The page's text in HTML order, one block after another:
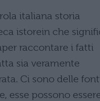
italiana storia
istorein che
raccontare i fatti
sia veramente
Ci sono delle
esse possono